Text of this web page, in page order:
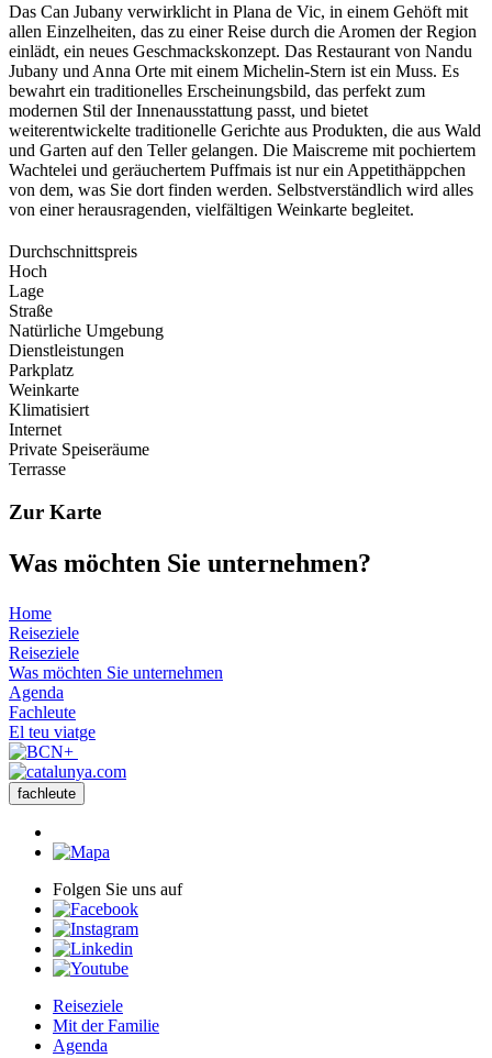
Das Can Jubany verwirklicht in Plana de Vic, in einem Gehöft mit
allen Einzelheiten, das zu einer Reise durch die Aromen der Region
einlädt, ein neues Geschmackskonzept. Das Restaurant von Nandu
Jubany und Anna Orte mit einem Michelin-Stern ist ein Muss. Es
bewahrt ein traditionelles Erscheinungsbild, das perfekt zum
modernen Stil der Innenausstattung passt, und bietet
weiterentwickelte traditionelle Gerichte aus Produkten, die aus Wald
und Garten auf den Teller gelangen. Die Maiscreme mit pochiertem
Wachtelei und geräuchertem Puffmais ist nur ein Appetithäppchen
von dem, was Sie dort finden werden. Selbstverständlich wird alles
von einer herausragenden, vielfältigen Weinkarte begleitet.
Durchschnittspreis
Hoch
Lage
Straße
Natürliche Umgebung
Dienstleistungen
Parkplatz
Weinkarte
Klimatisiert
Internet
Private Speiseräume
Terrasse
Zur Karte
Was möchten Sie unternehmen?
Home
Reiseziele
Reiseziele
Was möchten Sie unternehmen
Agenda
Fachleute
El teu viatge
fachleute
Folgen Sie uns auf
Reiseziele
Mit der Familie
Agenda